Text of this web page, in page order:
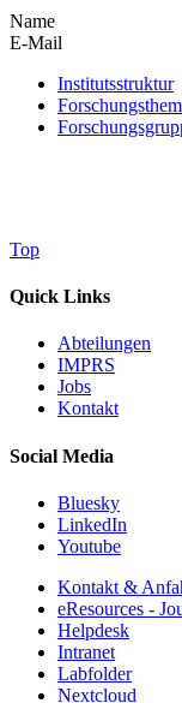
Name
E-Mail
Institutsstruktur
Top
Quick Links
Abteilungen
IMPRS
Jobs
Kontakt
Social Media
Bluesky
LinkedIn
Youtube
Kontakt &
eResources -
Helpdesk
Intranet
Labfolder
Nextcloud